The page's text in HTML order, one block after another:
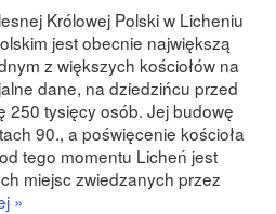
Królowej Polski w Licheniu
jest obecnie największą
z większych kościołów na
dane, na dziedzińcu przed
250 tysięcy osób. Jej budowę
90., a poświęcenie kościoła
tego momentu Licheń jest
miejsc zwiedzanych przez
»